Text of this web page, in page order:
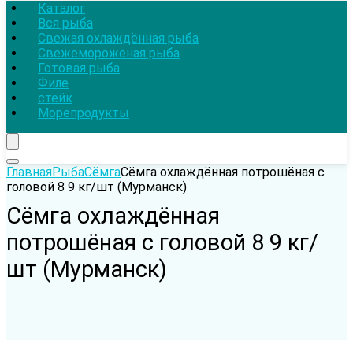
Каталог
Вся рыба
Свежая охлаждённая рыба
Свежемороженая рыба
Готовая рыба
Филе
стейк
Морепродукты
ГлавнаяРыбаСёмгаСёмга охлаждённая потрошёная с
головой 8 9 кг/шт (Мурманск)
Сёмга охлаждённая
потрошёная с головой 8 9 кг/
шт (Мурманск)